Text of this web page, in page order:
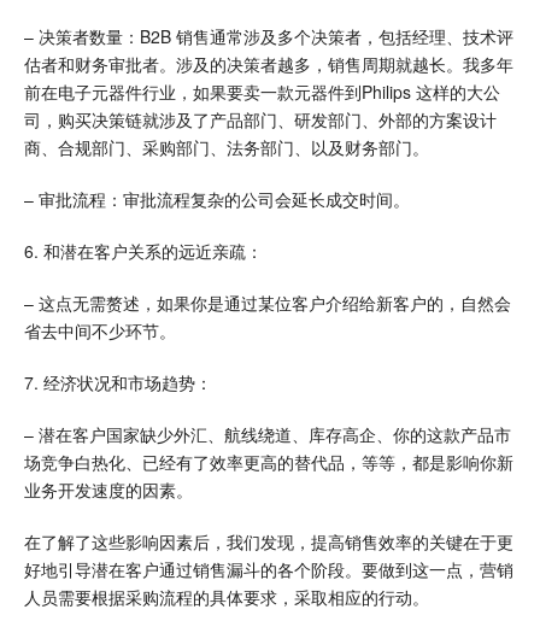
– 决策者数量：B2B 销售通常涉及多个决策者，包括经理、技术评
估者和财务审批者。涉及的决策者越多，销售周期就越长。我多年
前在电子元器件行业，如果要卖一款元器件到Philips 这样的大公
司，购买决策链就涉及了产品部门、研发部门、外部的方案设计
商、合规部门、采购部门、法务部门、以及财务部门。
– 审批流程：审批流程复杂的公司会延长成交时间。
6. 和潜在客户关系的远近亲疏：
– 这点无需赘述，如果你是通过某位客户介绍给新客户的，自然会
省去中间不少环节。
7. 经济状况和市场趋势：
– 潜在客户国家缺少外汇、航线绕道、库存高企、你的这款产品市
场竞争白热化、已经有了效率更高的替代品，等等，都是影响你新
业务开发速度的因素。
在了解了这些影响因素后，我们发现，提高销售效率的关键在于更
好地引导潜在客户通过销售漏斗的各个阶段。要做到这一点，营销
人员需要根据采购流程的具体要求，采取相应的行动。